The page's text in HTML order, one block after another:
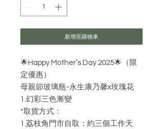
新增至購物車
🌟Happy Mother’s Day 2025🌟（限
定優惠）
母親節玻璃瓶-永生康乃馨x玫瑰花
1.幻彩三色漸變
*取貨方式：
1.荔枝角門市自取：約三個工作天